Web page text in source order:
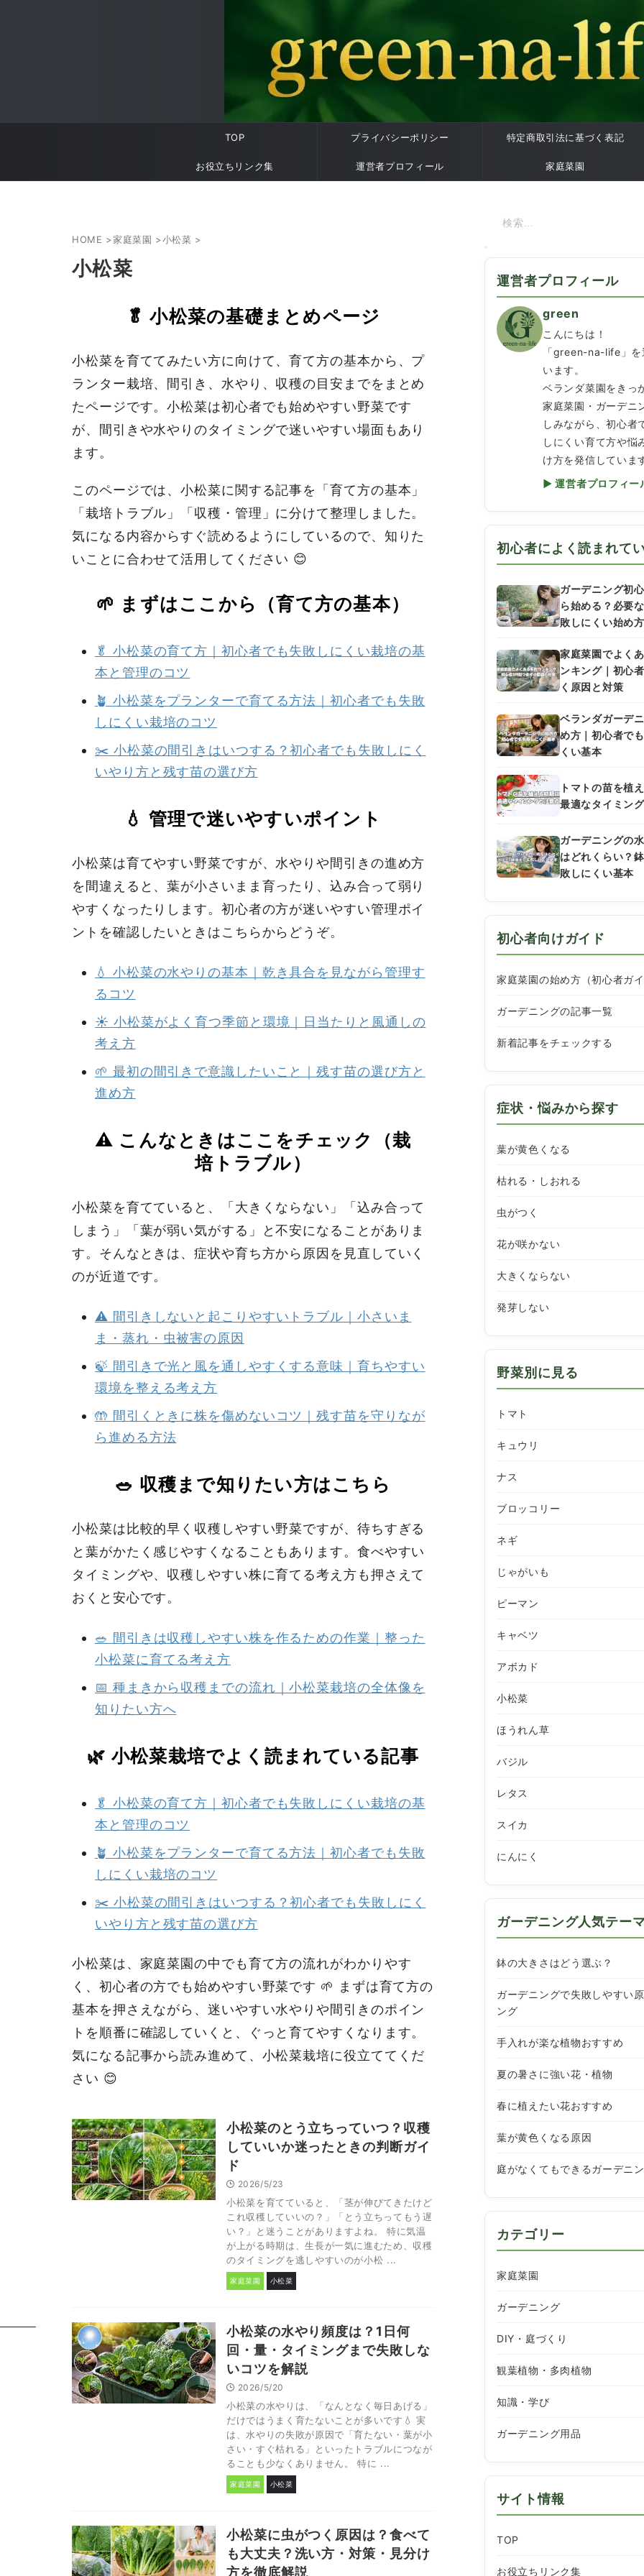
TOP プライバシーポリシー 特定商取引法に基づく表記
お役立ちリンク集 運営者プロフィール 家庭菜園
HOME >家庭菜園 >小松菜 >
小松菜
🥬 小松菜の基礎まとめページ
小松菜を育ててみたい方に向けて、育て方の基本から、プ
ランター栽培、間引き、水やり、収穫の目安までをまとめ
たページです。小松菜は初心者でも始めやすい野菜です
が、間引きや水やりのタイミングで迷いやすい場面もあり
ます。
このページでは、小松菜に関する記事を「育て方の基本」
「栽培トラブル」「収穫・管理」に分けて整理しました。
気になる内容からすぐ読めるようにしているので、知りた
いことに合わせて活用してください 😊
🌱 まずはここから（育て方の基本）
🥬 小松菜の育て方｜初心者でも失敗しにくい栽培の基
本と管理のコツ
🪴 小松菜をプランターで育てる方法｜初心者でも失敗
しにくい栽培のコツ
✂️ 小松菜の間引きはいつする？初心者でも失敗しにく
いやり方と残す苗の選び方
💧 管理で迷いやすいポイント
小松菜は育てやすい野菜ですが、水やりや間引きの進め方
を間違えると、葉が小さいまま育ったり、込み合って弱り
やすくなったりします。初心者の方が迷いやすい管理ポイ
ントを確認したいときはこちらからどうぞ。
💧 小松菜の水やりの基本｜乾き具合を見ながら管理す
るコツ
☀️ 小松菜がよく育つ季節と環境｜日当たりと風通しの
考え方
🌱 最初の間引きで意識したいこと｜残す苗の選び方と
進め方
⚠️ こんなときはここをチェック（栽
培トラブル）
小松菜を育てていると、「大きくならない」「込み合って
しまう」「葉が弱い気がする」と不安になることがありま
す。そんなときは、症状や育ち方から原因を見直していく
のが近道です。
⚠️ 間引きしないと起こりやすいトラブル｜小さいま
ま・蒸れ・虫被害の原因
🍃 間引きで光と風を通しやすくする意味｜育ちやすい
環境を整える考え方
🤲 間引くときに株を傷めないコツ｜残す苗を守りなが
ら進める方法
🥗 収穫まで知りたい方はこちら
小松菜は比較的早く収穫しやすい野菜ですが、待ちすぎる
と葉がかたく感じやすくなることもあります。食べやすい
タイミングや、収穫しやすい株に育てる考え方も押さえて
おくと安心です。
🥗 間引きは収穫しやすい株を作るための作業｜整った
小松菜に育てる考え方
📅 種まきから収穫までの流れ｜小松菜栽培の全体像を
知りたい方へ
🌿 小松菜栽培でよく読まれている記事
🥬 小松菜の育て方｜初心者でも失敗しにくい栽培の基
本と管理のコツ
🪴 小松菜をプランターで育てる方法｜初心者でも失敗
しにくい栽培のコツ
✂️ 小松菜の間引きはいつする？初心者でも失敗しにく
いやり方と残す苗の選び方
小松菜は、家庭菜園の中でも育て方の流れがわかりやす
く、初心者の方でも始めやすい野菜です 🌱 まずは育て方の
基本を押さえながら、迷いやすい水やりや間引きのポイン
トを順番に確認していくと、ぐっと育てやすくなります。
気になる記事から読み進めて、小松菜栽培に役立ててくだ
さい 😊
小松菜のとう立ちっていつ？収穫
していいか迷ったときの判断ガイ
ド
2026/5/23
小松菜を育てていると、「茎が伸びてきたけど
これ収穫していいの？」「とう立ちってもう遅
い？」と迷うことがありますよね。 特に気温
が上がる時期は、生長が一気に進むため、収穫
のタイミングを逃しやすいのが小松 ...
家庭菜園 小松菜
小松菜の水やり頻度は？1日何
回・量・タイミングまで失敗しな
いコツを解説
2026/5/20
小松菜の水やりは、「なんとなく毎日あげる」
だけではうまく育たないことが多いです💧 実
は、水やりの失敗が原因で「育たない・葉が小
さい・すぐ枯れる」といったトラブルにつなが
ることも少なくありません。 特に ...
家庭菜園 小松菜
小松菜に虫がつく原因は？食べて
も大丈夫？洗い方・対策・見分け
方を徹底解説
運営者プロフィール
green
こんにちは！
「green-na-life」を
います。
ベランダ菜園をきっ
家庭菜園・ガーデニ
しみながら、初心者
しにくい育て方や悩
け方を発信していま
▶ 運営者プロフィー
初心者によく読まれて
ガーデニング初
ら始める？必要
敗しにくい始め方
家庭菜園でよく
ンキング｜初心
く原因と対策
ベランダガーデ
め方｜初心者で
くい基本
トマトの苗を植
最適なタイミン
ガーデニングの
はどれくらい？
敗しにくい基本
初心者向けガイド
家庭菜園の始め方（初心者ガ
ガーデニングの記事一覧
新着記事をチェックする
症状・悩みから探す
葉が黄色くなる
枯れる・しおれる
虫がつく
花が咲かない
大きくならない
発芽しない
野菜別に見る
トマト
キュウリ
ナス
ブロッコリー
ネギ
じゃがいも
ピーマン
キャベツ
アボカド
小松菜
ほうれん草
バジル
レタス
スイカ
にんにく
ガーデニング人気テー
鉢の大きさはどう選ぶ？
ガーデニングで失敗しやすい
ング
手入れが楽な植物おすすめ
夏の暑さに強い花・植物
春に植えたい花おすすめ
葉が黄色くなる原因
庭がなくてもできるガーデニ
カテゴリー
家庭菜園
ガーデニング
DIY・庭づくり
観葉植物・多肉植物
知識・学び
ガーデニング用品
サイト情報
TOP
お役立ちリンク集